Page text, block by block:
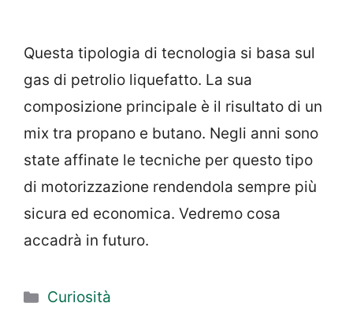
Questa tipologia di tecnologia si basa sul
gas di petrolio liquefatto. La sua
composizione principale è il risultato di un
mix tra propano e butano. Negli anni sono
state affinate le tecniche per questo tipo
di motorizzazione rendendola sempre più
sicura ed economica. Vedremo cosa
accadrà in futuro.
Categorie
Curiosità